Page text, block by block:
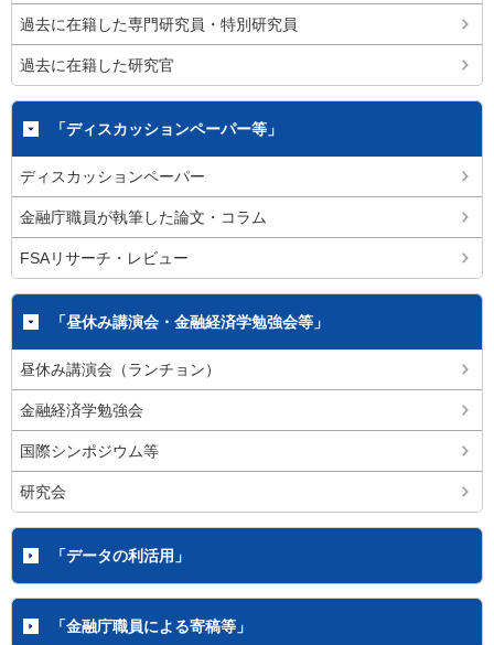
過去に在籍した専門研究員・特別研究員
過去に在籍した研究官
「ディスカッションペーパー等」
ディスカッションペーパー
金融庁職員が執筆した論文・コラム
FSAリサーチ・レビュー
「昼休み講演会・金融経済学勉強会等」
昼休み講演会（ランチョン）
金融経済学勉強会
国際シンポジウム等
研究会
「データの利活用」
「金融庁職員による寄稿等」